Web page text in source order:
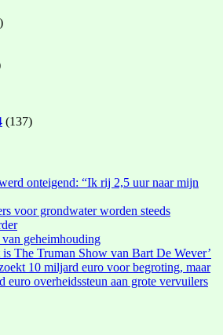
(137)
onteigend: “Ik rij 2,5 uur naar mijn
voor grondwater worden steeds
geheimhouding
The Truman Show van Bart De Wever’
10 miljard euro voor begroting, maar
euro overheidssteun aan grote vervuilers